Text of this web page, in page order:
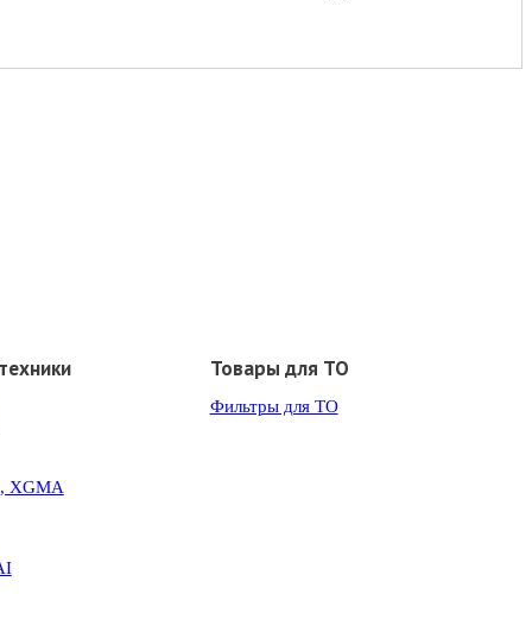
XGMA
Товары для ТО
Фильтры для ТО